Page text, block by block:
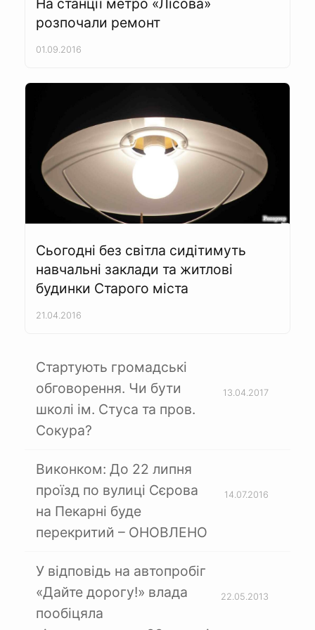
розпочали ремонт
01.09.2016
Сьогодні без світла сидітимуть
навчальні заклади та житлові
будинки Старого міста
21.04.2016
Стартують громадські
обговорення. Чи бути
школі ім. Стуса та пров.
Сокура?
13.04.2017
Виконком: До 22 липня
проїзд по вулиці Сєрова
на Пекарні буде
перекритий – ОНОВЛЕНО
14.07.2016
У відповідь на автопробіг
«Дайте дорогу!» влада
пообіцяла
22.05.2013